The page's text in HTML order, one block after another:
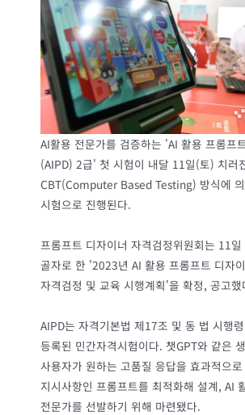
AI활용 전문가를 검증하는 'AI 활용 프롬프
(AIPD) 2급' 첫 시험이 내달 11일(토) 치러
CBT(Computer Based Testing) 방식에
시험으로 진행된다.
프롬프트 디자이너 자격검정위원회는 11일
골자로 한 '2023년 AI 활용 프롬프트 디자
자격검정 및 교육 시행계획'을 확정, 공고했
AIPD는 자격기본법 제17조 및 동 법 시행
등록된 민간자격시험이다. 챗GPT와 같은
사용자가 원하는 고품질 응답을 효과적으
지시사항인 프롬프트를 최적화해 설계, AI
전문가를 선발하기 위해 마련됐다.